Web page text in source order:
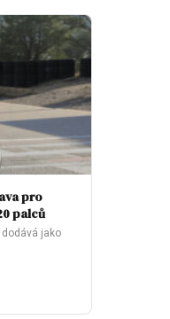
pro
palců
jako